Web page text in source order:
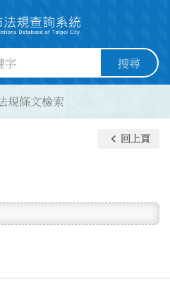
搜尋
規條文檢索
keyboard_arrow_left 回上頁